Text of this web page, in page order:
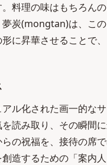
料理の味はもちろん
夢炭(mongtan)は、こ
に昇華させることで
ル化された画一的な
読み取り、その瞬間
の祝福を、接待の席
造するための「案内